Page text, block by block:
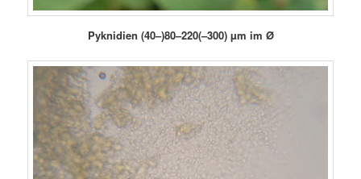
Pyknidien (40–)80–220(–300) µm im Ø